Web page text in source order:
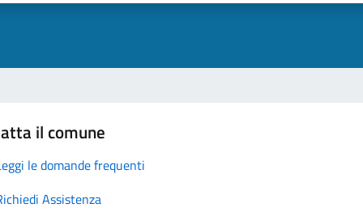
il comune
le domande frequenti
Assistenza